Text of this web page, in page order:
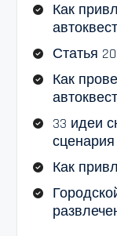
Как
Статья
Как
33 идеи
сценария
Как